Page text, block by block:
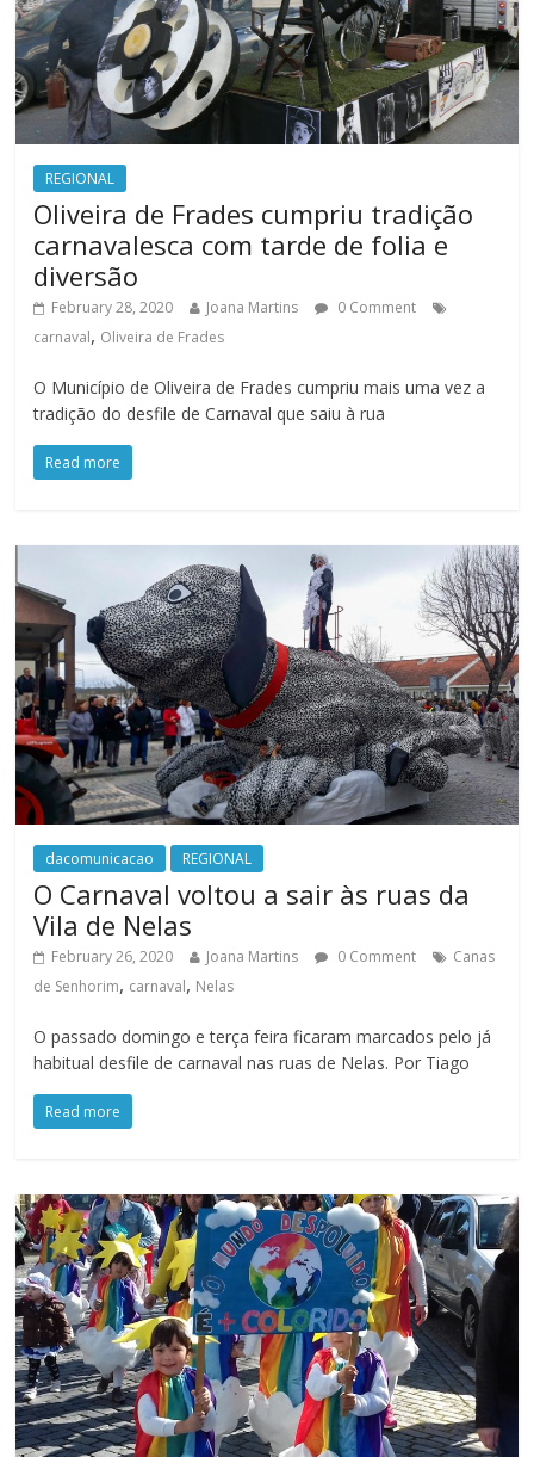
REGIONAL
Oliveira de Frades cumpriu tradição
carnavalesca com tarde de folia e
diversão
February 28, 2020 Joana Martins
0 Comment
carnaval, Oliveira de Frades
O Município de Oliveira de Frades cumpriu mais uma vez a
tradição do desfile de Carnaval que saiu à rua
Read more
dacomunicacao REGIONAL
O Carnaval voltou a sair às ruas da
Vila de Nelas
February 26, 2020 Joana Martins 0 Comment
Canas
de Senhorim, carnaval, Nelas
O passado domingo e terça feira ficaram marcados pelo já
habitual desfile de carnaval nas ruas de Nelas. Por Tiago
Read more